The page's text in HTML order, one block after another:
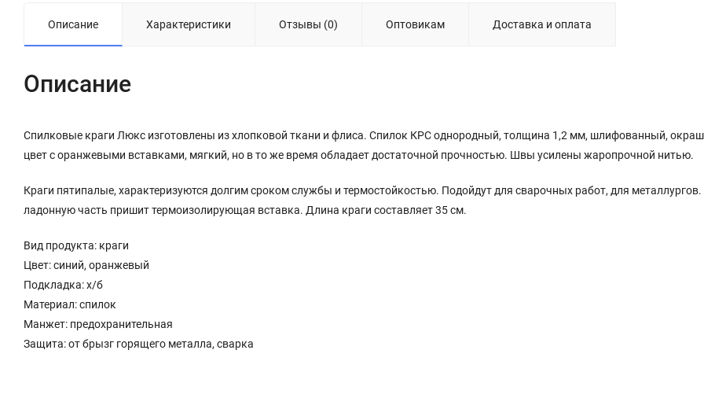
Описание Характеристики Отзывы (0) Оптовикам Доставка и оплата
Описание
Спилковые краги Люкс изготовлены из хлопковой ткани и флиса. Спилок КРС однородный, толщина 1,2 мм, шлифованный,
цвет с оранжевыми вставками, мягкий, но в то же время обладает достаточной прочностью. Швы усилены жаропрочной нитью.
Краги пятипалые, характеризуются долгим сроком службы и термостойкостью. Подойдут для сварочных работ, для
ладонную часть пришит термоизолирующая вставка. Длина краги составляет 35 см.
Вид продукта: краги
Цвет: синий, оранжевый
Подкладка: х/б
Материал: спилок
Манжет: предохранительная
Защита: от брызг горящего металла, сварка